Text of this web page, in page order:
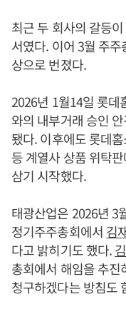
최근 두 회사의 갈등
서였다. 이어 3월 주
상으로 번졌다.
2026년 1월14일 롯데
와의 내부거래 승인
됐다. 이후에도 롯데
등 계열사 상품 위탁
삼기 시작했다.
태광산업은 2026년 3
정기주주총회에서 김
다고 밝히기도 했다.
총회에서 해임을 추
청구하겠다는 방침도